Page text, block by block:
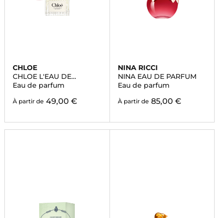
CHLOE
CHLOE L'EAU DE
PARFUM LUMINEUSE
Eau de parfum
À partir de 49,00 €
NINA RICCI
NINA EAU DE PARFUM
Eau de parfum
À partir de 85,00 €